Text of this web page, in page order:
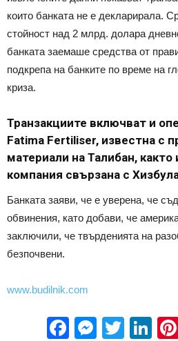
които банката не е декларирала.
стойност над 2 млрд. долара
банката заемаше средства от
подкрепа на банките по време на
криза.
Транзакциите включват и
Fatima Fertiliser, известна с
материали на Талибан, както
компания свързана с
Банката заяви, че е уверена, че
обвинения, като добави, че
заключили, че твърденията на
безпочвени.
www.budilnik.com
Facebook